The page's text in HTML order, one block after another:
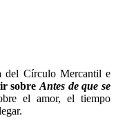
del Círculo Mercantil e
sobreAntes de que se
el amor, el tiempo